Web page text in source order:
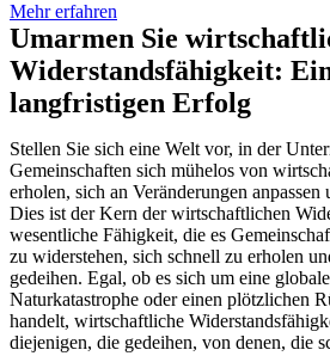
Mehr erfahren
Umarmen Sie
Widerstandsfähigkeit:
langfristigen Erfolg
Stellen Sie sich eine Welt vor, in der
Gemeinschaften sich mühelos von
erholen, sich an Veränderungen
Dies ist der Kern der wirtschaftlichen
wesentliche Fähigkeit, die es
zu widerstehen, sich schnell zu erholen
gedeihen. Egal, ob es sich um eine
Naturkatastrophe oder einen plötzlichen
handelt, wirtschaftliche
diejenigen, die gedeihen, von denen, die